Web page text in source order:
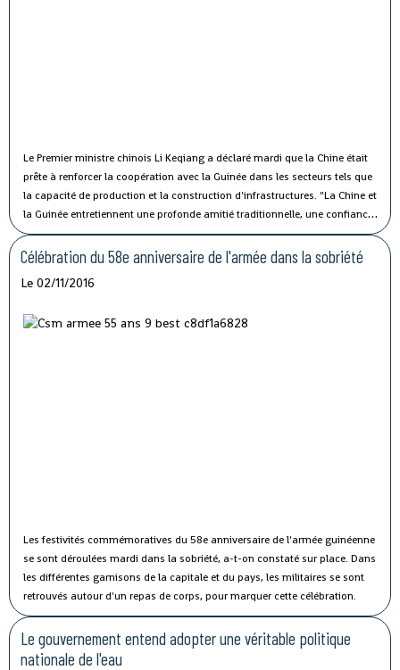
Le Premier ministre chinois Li Keqiang a déclaré mardi que la Chine était
prête à renforcer la coopération avec la Guinée dans les secteurs tels que
la capacité de production et la construction d'infrastructures. "La Chine et
la Guinée entretiennent une profonde amitié traditionnelle, une confiance
politique solide et une coopération fructueuse", a affirmé M. Li lors de sa
rencontre avec le président guinéen Alpha Condé à Beijing.
Célébration du 58e anniversaire de l'armée dans la sobriété
Le 02/11/2016
Les festivités commémoratives du 58e anniversaire de l'armée guinéenne
se sont déroulées mardi dans la sobriété, a-t-on constaté sur place. Dans
les différentes garnisons de la capitale et du pays, les militaires se sont
retrouvés autour d'un repas de corps, pour marquer cette célébration.
Le gouvernement entend adopter une véritable politique
nationale de l'eau